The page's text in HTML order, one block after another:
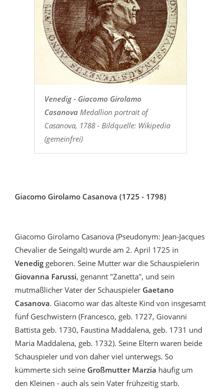
Venedig - Giacomo Girolamo
CasanovaMedallion portrait of
Casanova, 1788 - Bildquelle: Wikipedia
(gemeinfrei)
Giacomo Girolamo Casanova (1725 - 1798)
Giacomo Girolamo Casanova (Pseudonym: Jean-Jacques
Chevalier de Seingalt) wurde am 2. April 1725 in
Venedig geboren. Seine Mutter war die Schauspielerin
Giovanna Farussi, genannt "Zanetta", und sein
mutmaßlicher Vater der Schauspieler Gaetano
Casanova. Giacomo war das älteste Kind von insgesamt
fünf Geschwistern (Francesco, geb. 1727, Giovanni
Battista geb. 1730, Faustina Maddalena, geb. 1731 und
Maria Maddalena, geb. 1732). Seine Eltern waren beide
Schauspieler und von daher viel unterwegs. So
kümmerte sich seine Großmutter Marzia häufig um
den Kleinen - auch als sein Vater frühzeitig starb.